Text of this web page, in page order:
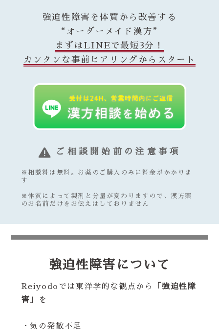
強迫性障害を体質から改善する
“オーダーメイド漢方”
まずはLINEで最短3分！
カンタンな事前ヒアリングからスタート
ご相談開始前の注意事項
※相談料は無料。お薬のご購入のみに料金がかかりま
す
※体質によって製剤と分量が変わりますので、漢方薬
のお名前だけをお伝えはしておりません
強迫性障害について
Reiyodoでは東洋学的な観点から
「強迫性障
害」
を
・気の発散不足